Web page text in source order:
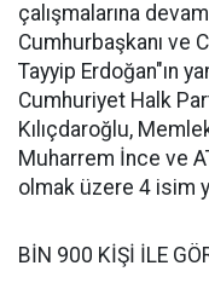
çalışmalarına
Cumhurbaşkanı ve
Tayyip Erdoğan"ın
Cumhuriyet Halk
Kılıçdaroğlu,
Muharrem İnce ve
olmak üzere 4 isim
BİN 900 KİŞİ İLE